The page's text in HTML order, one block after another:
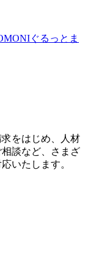
ぐるっとま
をはじめ、人材
談など、さまざ
いたします。